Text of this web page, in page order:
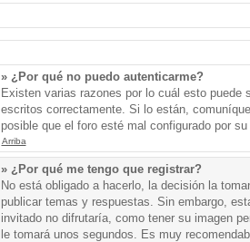
» ¿Por qué no puedo autenticarme?
Existen varias razones por lo cuál esto puede
escritos correctamente. Si lo están,
posible que el foro esté mal configurado por
Arriba
» ¿Por qué me tengo que registrar?
No está obligado a hacerlo, la decisión la
publicar temas y respuestas. Sin embargo,
invitado no difrutaría, como tener su imagen
le tomará unos segundos. Es muy